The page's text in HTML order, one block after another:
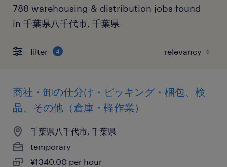
788 warehousing & distribution jobs found
in 千葉県八千代市, 千葉県
filter 4
商社・卸の仕分け・ピッキング・梱包、検
品、その他（倉庫・軽作業）
千葉県八千代市, 千葉県
temporary
¥1340.00 per hour